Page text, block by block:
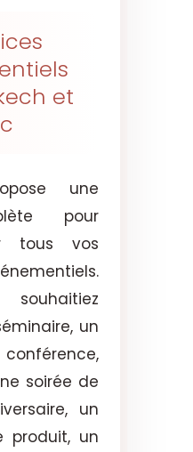
et
une
pour
tous vos
un
soirée de
un
produit, un